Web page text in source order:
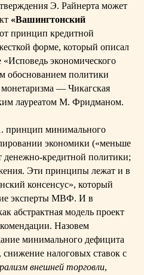
Э. Райнерта может
«Вашингтонский
принцип кредитной
форме, который описал
экономического
обоснованием политики
монетаризма — Чикагская
лауреатом М. Фридманом.
принцип минимального
экономики («меньше
денежно-кредитной политики;
Эти принципы лежат и в
консенсус», который
эксперты МВФ. И в
абстрактная модель проект
Назовем
минимального дефицита
снижение налоговых ставок с
внешней торговли,